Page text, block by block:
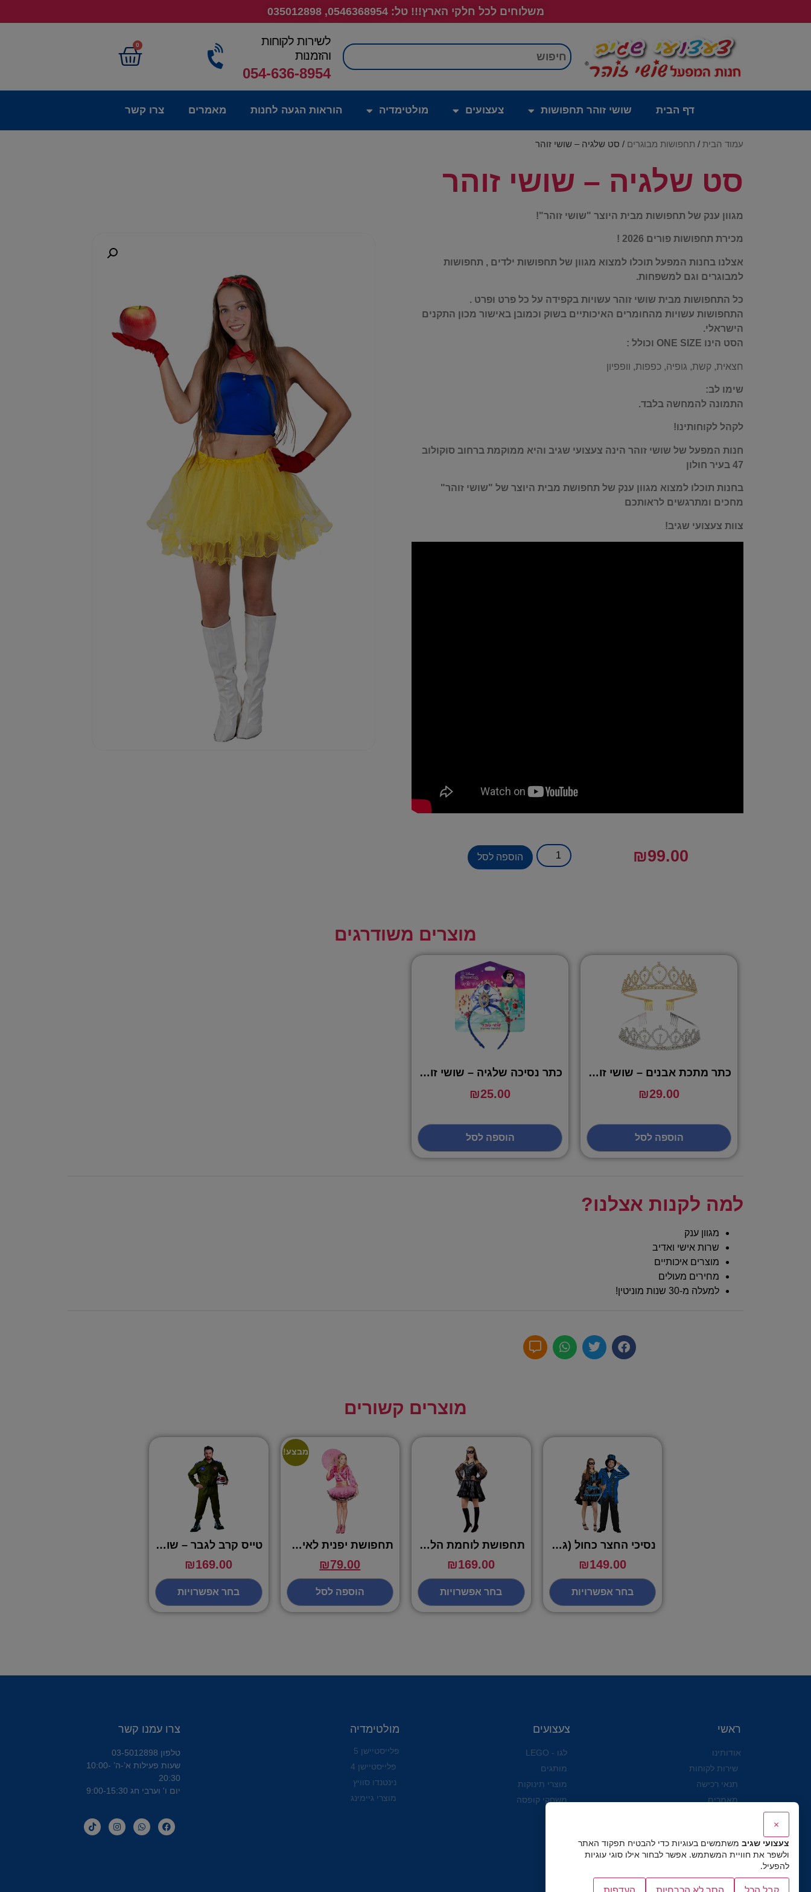
משלוחים לכל חלקי הארץ!!! טל: 0546368954, 035012898
חיפוש
לשירות לקוחות
והזמנות
054-636-8954
0
דף הבית שושי זוהר תחפושות צעצועים מולטימדיה הוראות הגעה לחנות מאמרים צרו קשר
עמוד הבית / תחפושות מבוגרים / סט שלגיה – שושי זוהר
סט שלגיה – שושי זוהר
מגוון ענק של תחפושות מבית היוצר "שושי זוהר"!
מכירת תחפושות פורים 2026 !
אצלנו בחנות המפעל תוכלו למצוא מגוון של תחפושות ילדים , תחפושות
למבוגרים וגם למשפחות.
כל התחפושות מבית שושי זוהר עשויות בקפידה על כל פרט ופרט .
התחפושות עשויות מהחומרים האיכותיים בשוק וכמובן באישור מכון התקנים
הישראלי.
הסט הינו ONE SIZE וכולל :
חצאית, קשת, גופיה, כפפות, וופפיון
שימו לב:
התמונה להמחשה בלבד.
לקהל לקוחותינו!
חנות המפעל של שושי זוהר הינה צעצועי שגיב והיא ממוקמת ברחוב סוקולוב
47 בעיר חולון
בחנות תוכלו למצוא מגוון ענק של תחפושת מבית היוצר של "שושי זוהר"
מחכים ומתרגשים לראותכם
צוות צעצועי שגיב!
₪99.00 הוספה לסל
מוצרים משודרגים
כתר מתכת אבנים – שושי זוהר
₪29.00
הוספה לסל
כתר נסיכה שלגיה – שושי זוהר
₪25.00
הוספה לסל
למה לקנות אצלנו?
מגוון ענק
שרות אישי ואדיב
מוצרים איכותיים
מחירים מעולים
למעלה מ-30 שנות מוניטין!
מוצרים קשורים
נסיכי החצר כחול (גברים) – שושי זוהר
₪149.00
בחר אפשרויות
תחפושת לוחמת הלילה – שושי זוהר
₪169.00
בחר אפשרויות
מבצע!
תחפושת יפנית לאישה – שושי זוהר
₪79.00
הוספה לסל
טייס קרב לגבר – שושי זוהר
₪169.00
בחר אפשרויות
ראשי
אודותינו
שירות לקוחות
תנאי רכישה
מאמרים
מדיניות פרטיות
צעצועים
לגו - LEGO
מותגים
מוצרי תינוקות
משחקי קופסה
מולטימדיה
פלייסטיישן 5
פלייסטיישן 4
נינטנדו סוויץ
מוצרי גיימינג
צרו עמנו קשר
טלפון 03-5012898
שעות פעילות א’-ה’ 10:00-
20:30
יום ו' וערבי חג 9:00-15:30
×
צעצועי שגיב משתמשים בעוגיות כדי להבטיח תפקוד האתר
ולשפר את חוויית המשתמש. אפשר לבחור אילו סוגי עוגיות
להפעיל.